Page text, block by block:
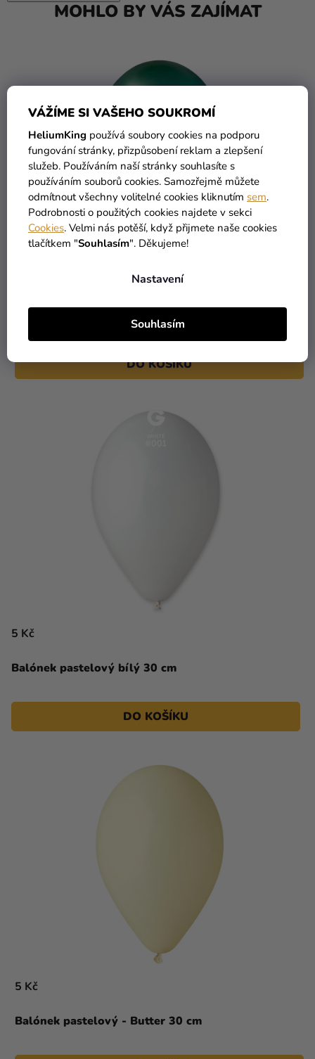
VÁŽÍME SI VAŠEHO SOUKROMÍ
HeliumKing používá soubory cookies na podporu
fungování stránky, přizpůsobení reklam a zlepšení
služeb. Používáním naší stránky souhlasíte s
používáním souborů cookies. Samozřejmě můžete
odmítnout všechny volitelné cookies kliknutím sem.
Podrobnosti o použitých cookies najdete v sekci
Cookies. Velmi nás potěší, když přijmete naše cookies
tlačítkem "Souhlasím". Děkujeme!
Nastavení
Souhlasím
MOHLO BY VÁS ZAJÍMAT
Balónek pastelový - Smaragd 30 cm
DO KOŠÍKU
Balónek pastelový bílý 30 cm
5 Kč
DO KOŠÍKU
Balónek pastelový - Butter 30 cm
5 Kč